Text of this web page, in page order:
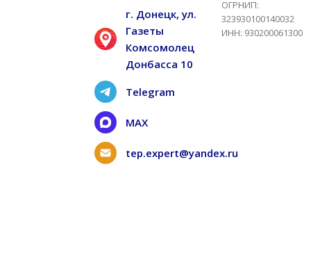
г. Донецк, ул.
Газеты
Комсомолец
Донбасса 10
Telegram
MAX
tep.expert@yandex.ru
ОГРНИП:
323930100140032
ИНН: 930200061300